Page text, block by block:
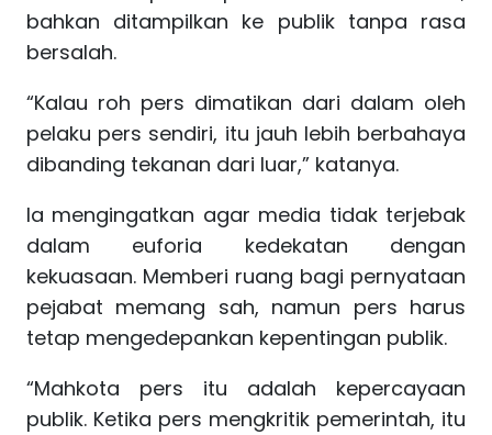
bahkan ditampilkan ke publik tanpa rasa
bersalah.
“Kalau roh pers dimatikan dari dalam oleh
pelaku pers sendiri, itu jauh lebih berbahaya
dibanding tekanan dari luar,” katanya.
Ia mengingatkan agar media tidak terjebak
dalam euforia kedekatan dengan
kekuasaan. Memberi ruang bagi pernyataan
pejabat memang sah, namun pers harus
tetap mengedepankan kepentingan publik.
“Mahkota pers itu adalah kepercayaan
publik. Ketika pers mengkritik pemerintah, itu